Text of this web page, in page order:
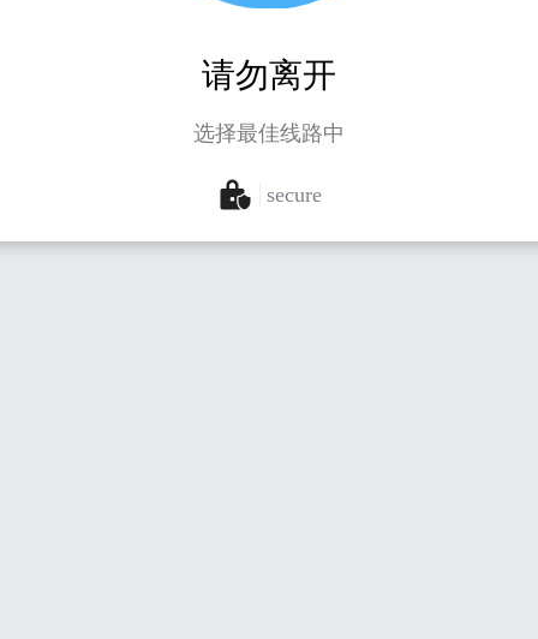
请勿离开
选择最佳线路中
secure